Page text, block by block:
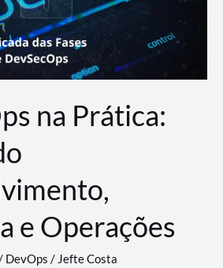
na Prática:
e Operações
DevOps /Jefte Costa